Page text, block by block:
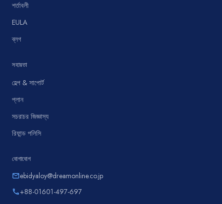
শর্তাবলী
EULA
ব্লগ
সহায়তা
হেল্প & সাপোর্ট
প্লান
সচরাচর জিজ্ঞাস্য
রিফান্ড পলিসি
যোগাযোগ
emailebidyaloy@dreamonline.co.jp
phone+88-01601-497-697